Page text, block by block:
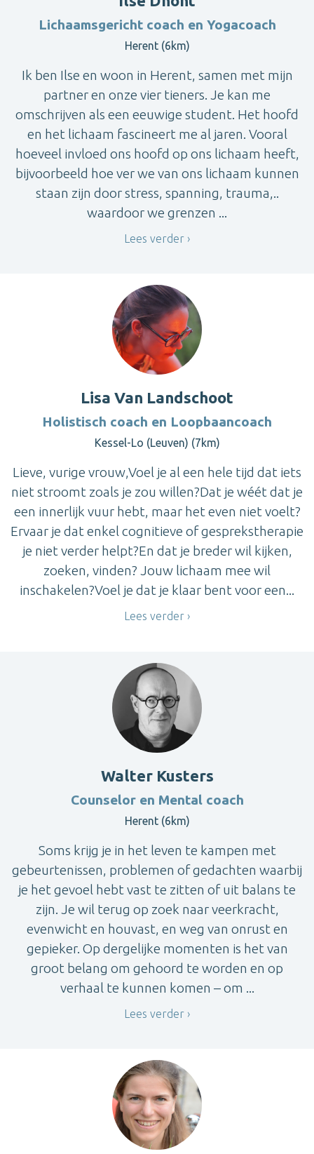
Lichaamsgericht coach en Yogacoach
Herent (6km)
Ik ben Ilse en woon in Herent, samen met mijn
partner en onze vier tieners. Je kan me
omschrijven als een eeuwige student. Het hoofd
en het lichaam fascineert me al jaren. Vooral
hoeveel invloed ons hoofd op ons lichaam heeft,
bijvoorbeeld hoe ver we van ons lichaam kunnen
staan zijn door stress, spanning, trauma,..
waardoor we grenzen ...
Lees verder
Lisa Van Landschoot
Holistisch coach en Loopbaancoach
Kessel-Lo (Leuven) (7km)
Lieve, vurige vrouw,Voel je al een hele tijd dat iets
niet stroomt zoals je zou willen?Dat je wéét dat je
een innerlijk vuur hebt, maar het even niet voelt?
Ervaar je dat enkel cognitieve of gesprekstherapie
je niet verder helpt?En dat je breder wil kijken,
zoeken, vinden? Jouw lichaam mee wil
inschakelen?Voel je dat je klaar bent voor een...
Lees verder
Walter Kusters
Counselor en Mental coach
Herent (6km)
Soms krijg je in het leven te kampen met
gebeurtenissen, problemen of gedachten waarbij
je het gevoel hebt vast te zitten of uit balans te
zijn. Je wil terug op zoek naar veerkracht,
evenwicht en houvast, en weg van onrust en
gepieker. Op dergelijke momenten is het van
groot belang om gehoord te worden en op
verhaal te kunnen komen – om ...
Lees verder